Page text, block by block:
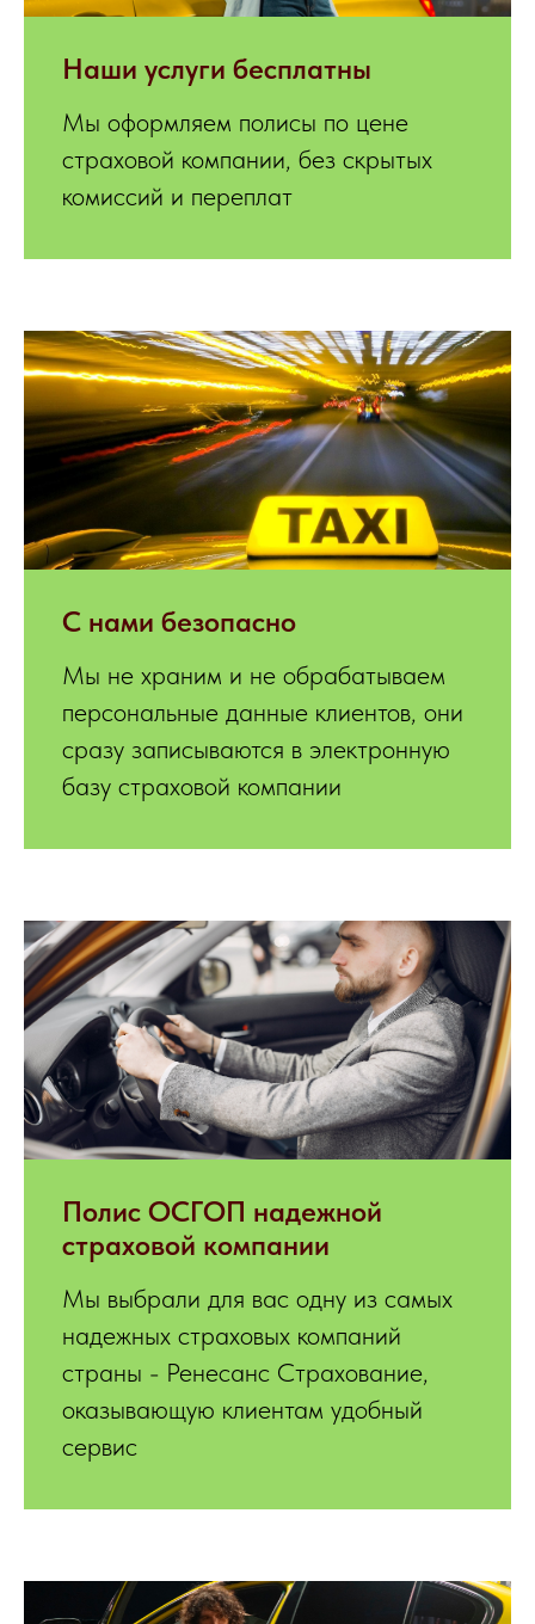
Hаши услуги бесплатны
Мы оформляем полисы по цене
страховой компании, без скрытых
комиссий и переплат
С нами безопасно
Мы не храним и не обрабатываем
персональные данные клиентов, они
сразу записываются в электронную
базу страховой компании
Полис ОСГОП надежной
страховой компании
Мы выбрали для вас одну из самых
надежных страховых компаний
страны - Ренесанс Страхование,
оказывающую клиентам удобный
сервис